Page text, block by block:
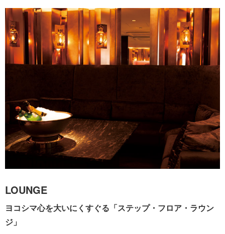
LOUNGE
ヨコシマ心を大いにくすぐる「ステップ・フロア・ラウン
ジ」